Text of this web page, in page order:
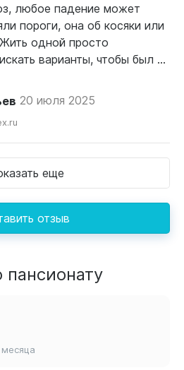
любое падение может
пороги, она об косяки или
одной просто
варианты, чтобы был ...
20 июля 2025
еще
отзыв
пансионату